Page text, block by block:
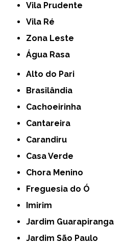
Vila Prudente
Vila Ré
Zona Leste
Água Rasa
Alto do Pari
Brasilândia
Cachoeirinha
Cantareira
Carandiru
Casa Verde
Chora Menino
Freguesia do Ó
Imirim
Jardim Guarapiranga
Jardim São Paulo